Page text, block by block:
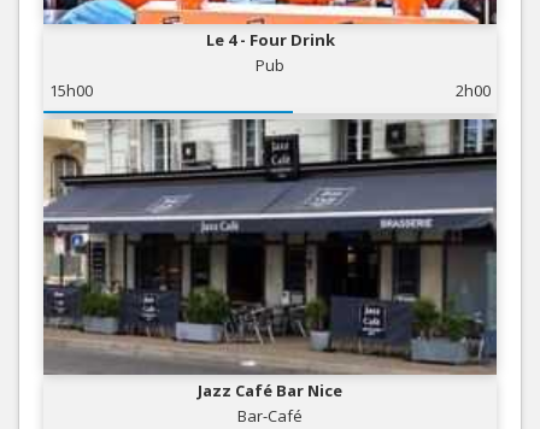
Le 4 - Four Drink
Pub
15h00
2h00
Jazz Café Bar Nice
Bar-Café